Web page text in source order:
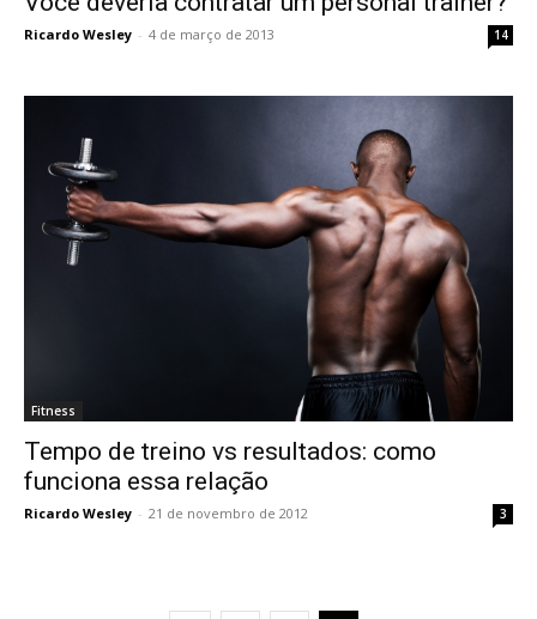
Ricardo Wesley - 4 de março de 2013 14
Fitness
Tempo de treino vs resultados: como
funciona essa relação
Ricardo Wesley - 21 de novembro de 2012 3